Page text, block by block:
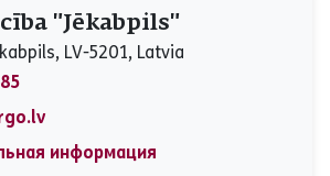
09:00 - 17:00
09:00 - 17:00
09:00 - 17:00
09:00 - 17:00
Закрыто
Закрыто
"Jēkabpils"
LV-5201, Latvia
информация